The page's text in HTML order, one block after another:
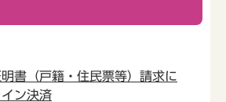
書（戸籍・住民票等）請求に
ン決済